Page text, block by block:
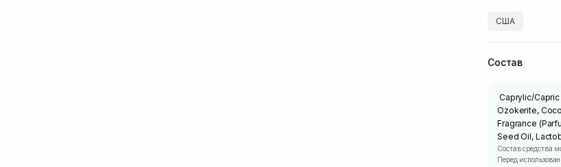
США
Состав
Caprylic/
Ozokerite,
Fragrance
Seed Oil,
Состав средства
Перед